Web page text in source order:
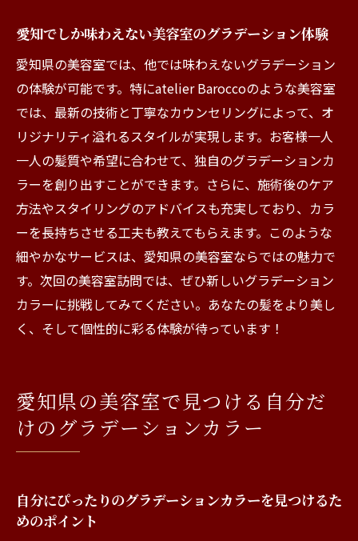
愛知でしか味わえない美容室のグラデーション体験
愛知県の美容室では、他では味わえないグラデーション
の体験が可能です。特にatelier Baroccoのような美容室
では、最新の技術と丁寧なカウンセリングによって、オ
リジナリティ溢れるスタイルが実現します。お客様一人
一人の髪質や希望に合わせて、独自のグラデーションカ
ラーを創り出すことができます。さらに、施術後のケア
方法やスタイリングのアドバイスも充実しており、カラ
ーを長持ちさせる工夫も教えてもらえます。このような
細やかなサービスは、愛知県の美容室ならではの魅力で
す。次回の美容室訪問では、ぜひ新しいグラデーション
カラーに挑戦してみてください。あなたの髪をより美し
く、そして個性的に彩る体験が待っています！
愛知県の美容室で見つける自分だ
けのグラデーションカラー
自分にぴったりのグラデーションカラーを見つけるた
めのポイント